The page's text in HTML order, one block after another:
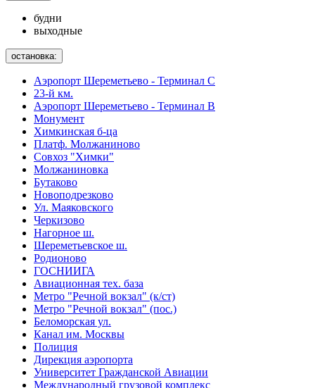
будни
выходные
остановка:
Аэропорт Шереметьево - Терминал С
23-й км.
Аэропорт Шереметьево - Терминал B
Монумент
Химкинская б-ца
Платф. Молжаниново
Совхоз "Химки"
Молжаниновка
Бутаково
Новоподрезково
Ул. Маяковского
Черкизово
Нагорное ш.
Шереметьевское ш.
Родионово
ГОСНИИГА
Авиационная тех. база
Метро "Речной вокзал" (к/ст)
Метро "Речной вокзал" (пос.)
Беломорская ул.
Канал им. Москвы
Полиция
Дирекция аэропорта
Университет Гражданской Авиации
Международный грузовой комплекс